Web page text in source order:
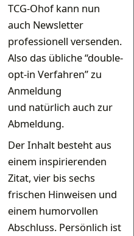
TCG-Ohof kann nun
auch Newsletter
professionell versenden.
Also das übliche “double-
opt-in Verfahren” zu
Anmeldung
und natürlich auch zur
Abmeldung.
Der Inhalt besteht aus
einem inspirierenden
Zitat, vier bis sechs
frischen Hinweisen und
einem humorvollen
Abschluss. Persönlich ist